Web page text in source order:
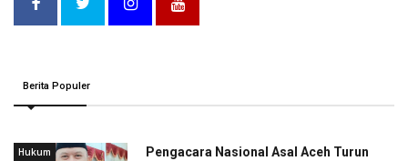
Berita Populer
Hukum
Pengacara Nasional Asal Aceh Turun